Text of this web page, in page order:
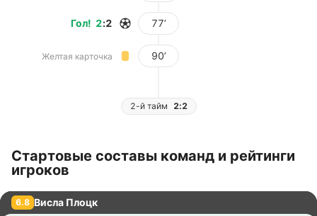
Гол! 2:2 77’
Желтая карточка 90’
2-й тайм 2:2
Стартовые составы команд и рейтинги
игроков
6.8 Висла Плоцк